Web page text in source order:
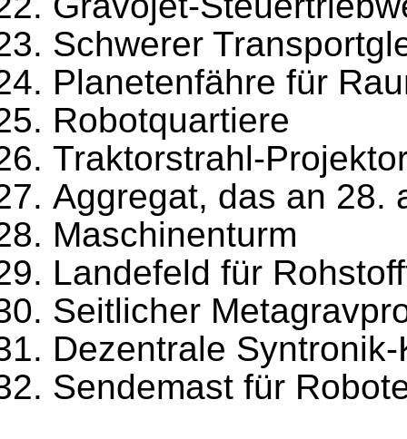
Schwerer
Planetenfähre für
Robotquartiere
Traktorstrahl-
Aggregat, das an 28.
Maschinenturm
Landefeld für
Seitlicher
Dezentrale
Sendemast für